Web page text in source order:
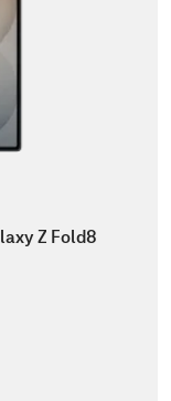
Z Fold8